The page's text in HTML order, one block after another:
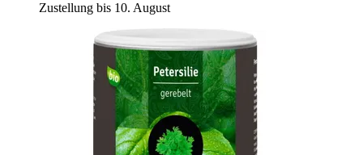
Zustellung bis 10. August